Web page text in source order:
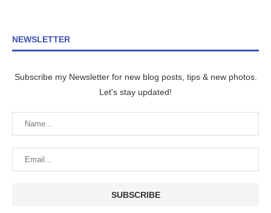
NEWSLETTER
Subscribe my Newsletter for new blog posts, tips & new photos.
Let's stay updated!